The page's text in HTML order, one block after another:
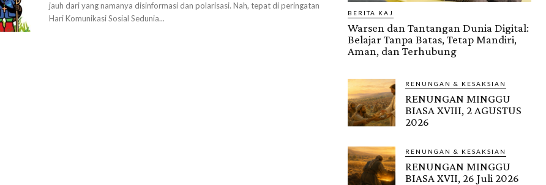
jauh dari yang namanya disinformasi dan polarisasi. Nah, tepat di peringatan
Hari Komunikasi Sosial Sedunia...
BERITA KAJ
Warsen dan Tantangan Dunia Digital:
Belajar Tanpa Batas, Tetap Mandiri,
Aman, dan Terhubung
RENUNGAN & KESAKSIAN
RENUNGAN MINGGU
BIASA XVIII, 2 AGUSTUS
2026
RENUNGAN & KESAKSIAN
RENUNGAN MINGGU
BIASA XVII, 26 Juli 2026